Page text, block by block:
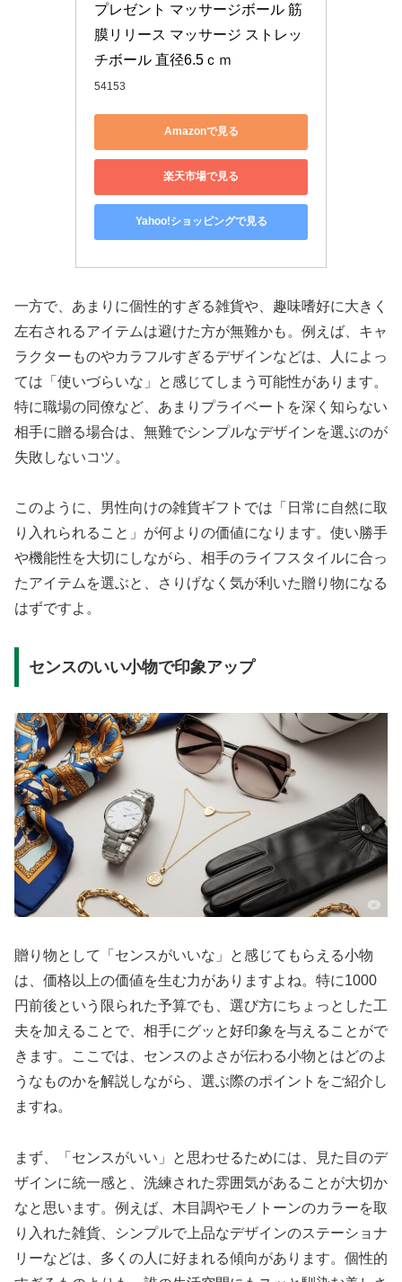
プレゼント マッサージボール 筋
膜リリース マッサージ ストレッ
チボール 直径6.5ｃｍ
54153
Amazonで見る
楽天市場で見る
Yahoo!ショッピングで見る
一方で、あまりに個性的すぎる雑貨や、趣味嗜好に大きく
左右されるアイテムは避けた方が無難かも。例えば、キャ
ラクターものやカラフルすぎるデザインなどは、人によっ
ては「使いづらいな」と感じてしまう可能性があります。
特に職場の同僚など、あまりプライベートを深く知らない
相手に贈る場合は、無難でシンプルなデザインを選ぶのが
失敗しないコツ。
このように、男性向けの雑貨ギフトでは「日常に自然に取
り入れられること」が何よりの価値になります。使い勝手
や機能性を大切にしながら、相手のライフスタイルに合っ
たアイテムを選ぶと、さりげなく気が利いた贈り物になる
はずですよ。
センスのいい小物で印象アップ
贈り物として「センスがいいな」と感じてもらえる小物
は、価格以上の価値を生む力がありますよね。特に1000
円前後という限られた予算でも、選び方にちょっとした工
夫を加えることで、相手にグッと好印象を与えることがで
きます。ここでは、センスのよさが伝わる小物とはどのよ
うなものかを解説しながら、選ぶ際のポイントをご紹介し
ますね。
まず、「センスがいい」と思わせるためには、見た目のデ
ザインに統一感と、洗練された雰囲気があることが大切か
なと思います。例えば、木目調やモノトーンのカラーを取
り入れた雑貨、シンプルで上品なデザインのステーショナ
リーなどは、多くの人に好まれる傾向があります。個性的